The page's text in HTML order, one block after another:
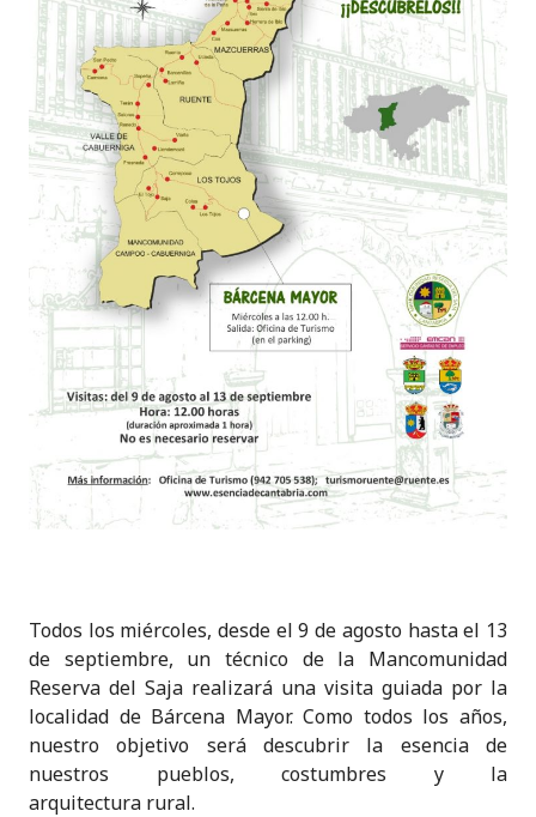
Todos los miércoles, desde el 9 de agosto hasta el 13
de septiembre, un técnico de la Mancomunidad
Reserva del Saja realizará una visita guiada por la
localidad de Bárcena Mayor. Como todos los años,
nuestro objetivo será descubrir la esencia de
nuestros pueblos, costumbres y la
arquitectura rural.